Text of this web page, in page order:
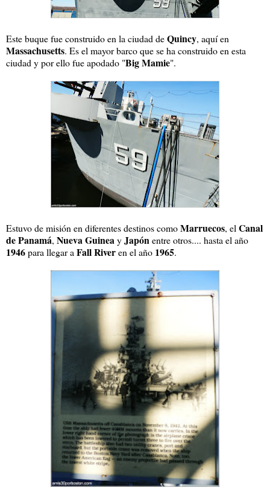
Este buque fue construido en la ciudad deQuincy, aquí en
Massachusetts. Es el mayor barco que se ha construido en esta
ciudad y por ello fue apodado "Big Mamie".
Estuvo de misión en diferentes destinos comoMarruecos, el Canal
de Panamá, Nueva GuineayJapónentre otros.... hasta el año
1946para llegar a Fall Riveren el año 1965.